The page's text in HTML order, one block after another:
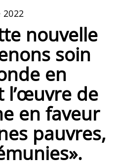
nouvelle
soin
en
l’œuvre de
en faveur
pauvres,